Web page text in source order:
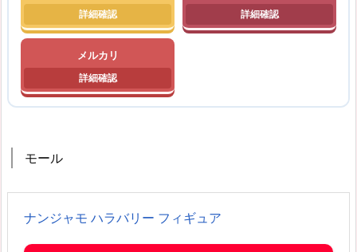
メルカリ
モール
ナンジャモ ハラバリー フィギュア